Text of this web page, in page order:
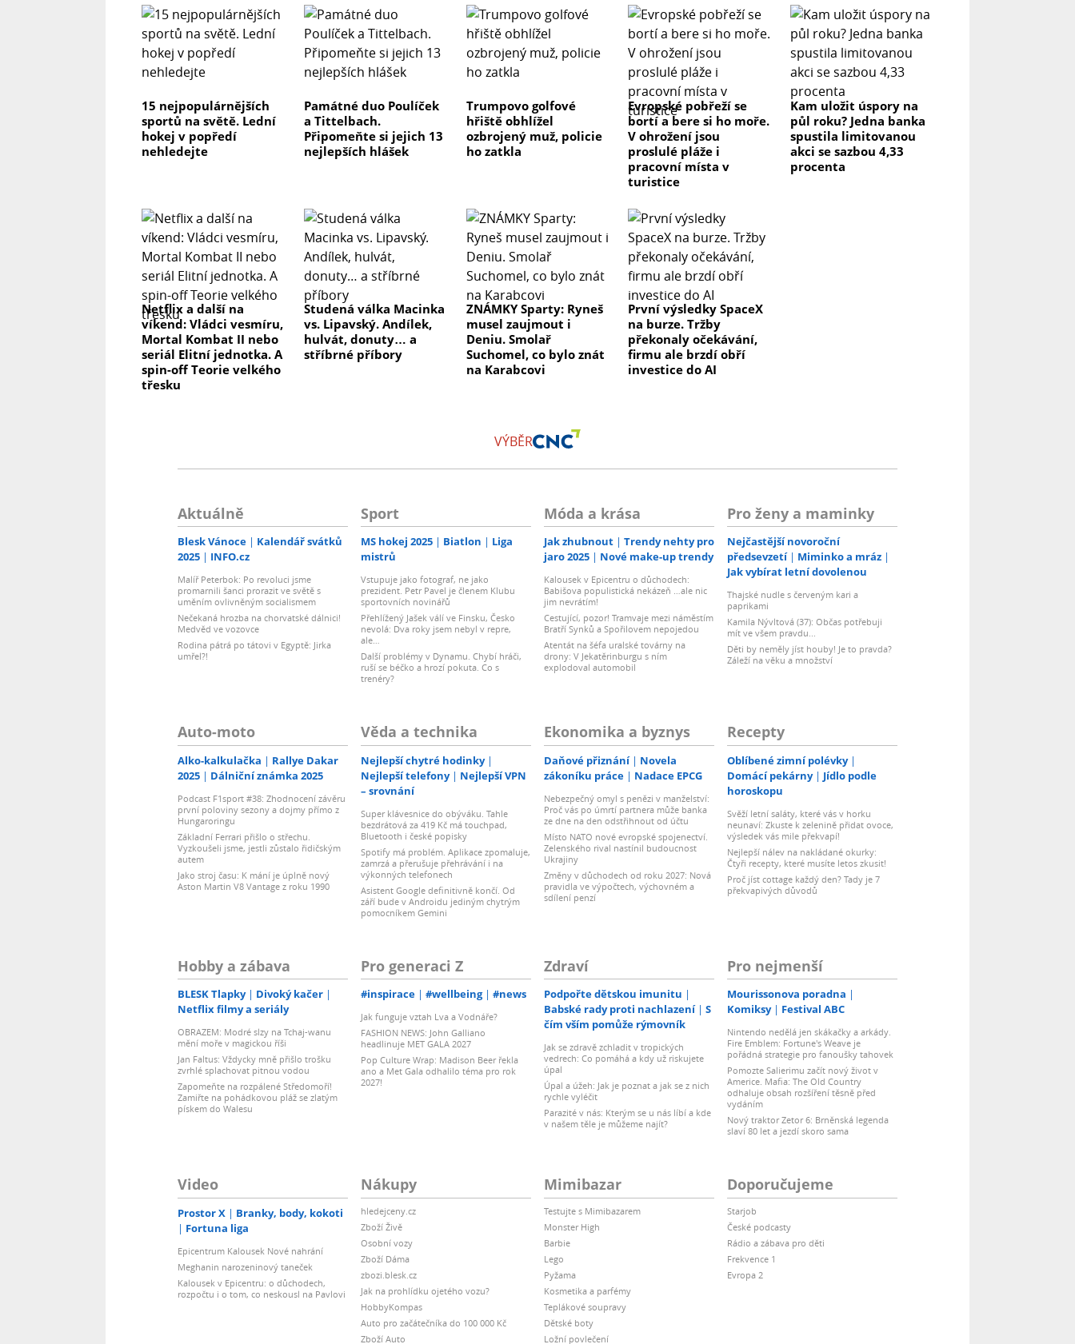
15 nejpopulárnějších
sportů na světě. Lední
hokej v popředí
nehledejte
Památné duo Poulíček
a Tittelbach.
Připomeňte si jejich 13
nejlepších hlášek
Trumpovo golfové
hřiště obhlížel
ozbrojený muž, policie
ho zatkla
Evropské pobřeží se
bortí a bere si ho moře.
V ohrožení jsou
proslulé pláže i
pracovní místa v
turistice
Kam uložit úspory na
půl roku? Jedna banka
spustila limitovanou
akci se sazbou 4,33
procenta
Netflix a další na
víkend: Vládci vesmíru,
Mortal Kombat II nebo
seriál Elitní jednotka. A
spin-off Teorie velkého
třesku
Studená válka Macinka
vs. Lipavský. Andílek,
hulvát, donuty… a
stříbrné příbory
ZNÁMKY Sparty: Ryneš
musel zaujmout i
Deniu. Smolař
Suchomel, co bylo znát
na Karabcovi
První výsledky SpaceX
na burze. Tržby
překonaly očekávání,
firmu ale brzdí obří
investice do AI
VÝBĚR
Aktuálně
Blesk Vánoce
Kalendář svátků
2025
INFO.cz
Malíř Peterbok: Po revoluci jsme
promarnili šanci prorazit ve světě s
uměním ovlivněným socialismem
Nečekaná hrozba na chorvatské dálnici!
Medvěd ve vozovce
Rodina pátrá po tátovi v Egyptě: Jirka
umřel?!
Sport
MS hokej 2025 Biatlon
Liga
mistrů
Vstupuje jako fotograf, ne jako
prezident. Petr Pavel je členem Klubu
sportovních novinářů
Přehlížený Jašek válí ve Finsku, Česko
nevolá: Dva roky jsem nebyl v repre,
ale…
Další problémy v Dynamu. Chybí hráči,
ruší se béčko a hrozí pokuta. Co s
trenéry?
Móda a krása
Jak zhubnout
Trendy nehty pro
jaro 2025
Nové make-up trendy
Kalousek v Epicentru o důchodech:
Babišova populistická nekázeň …ale nic
jim nevrátím!
Cestující, pozor! Tramvaje mezi náměstím
Bratří Synků a Spořilovem nepojedou
Atentát na šéfa uralské továrny na
drony: V Jekatěrinburgu s ním
explodoval automobil
Pro ženy a maminky
Nejčastější novoroční
předsevzetí
Miminko a mráz
Jak vybírat letní dovolenou
Thajské nudle s červeným kari a
paprikami
Kamila Nývltová (37): Občas potřebuji
mít ve všem pravdu...
Děti by neměly jíst houby! Je to pravda?
Záleží na věku a množství
Auto-moto
Alko-kalkulačka
Rallye Dakar
2025
Dálniční známka 2025
Podcast F1sport #38: Zhodnocení závěru
první poloviny sezony a dojmy přímo z
Hungaroringu
Základní Ferrari přišlo o střechu.
Vyzkoušeli jsme, jestli zůstalo řidičským
autem
Jako stroj času: K mání je úplně nový
Aston Martin V8 Vantage z roku 1990
Věda a technika
Nejlepší chytré hodinky
Nejlepší telefony
Nejlepší VPN
– srovnání
Super klávesnice do obýváku. Tahle
bezdrátová za 419 Kč má touchpad,
Bluetooth i české popisky
Spotify má problém. Aplikace zpomaluje,
zamrzá a přerušuje přehrávání i na
výkonných telefonech
Asistent Google definitivně končí. Od
září bude v Androidu jediným chytrým
pomocníkem Gemini
Ekonomika a byznys
Daňové přiznání
Novela
zákoníku práce
Nadace EPCG
Nebezpečný omyl s penězi v manželství:
Proč vás po úmrtí partnera může banka
ze dne na den odstřihnout od účtu
Místo NATO nové evropské spojenectví.
Zelenského rival nastínil budoucnost
Ukrajiny
Změny v důchodech od roku 2027: Nová
pravidla ve výpočtech, výchovném a
sdílení penzí
Recepty
Oblíbené zimní polévky
Domácí pekárny
Jídlo podle
horoskopu
Svěží letní saláty, které vás v horku
neunaví: Zkuste k zelenině přidat ovoce,
výsledek vás mile překvapí!
Nejlepší nálev na nakládané okurky:
Čtyři recepty, které musíte letos zkusit!
Proč jíst cottage každý den? Tady je 7
překvapivých důvodů
Hobby a zábava
BLESK Tlapky
Divoký kačer
Netflix filmy a seriály
OBRAZEM: Modré slzy na Tchaj-wanu
mění moře v magickou říši
Jan Faltus: Vždycky mně přišlo trošku
zvrhlé splachovat pitnou vodou
Zapomeňte na rozpálené Středomoří!
Zamiřte na pohádkovou pláž se zlatým
pískem do Walesu
Pro generaci Z
#inspirace #wellbeing #news
Jak funguje vztah Lva a Vodnáře?
FASHION NEWS: John Galliano
headlinuje MET GALA 2027
Pop Culture Wrap: Madison Beer řekla
ano a Met Gala odhalilo téma pro rok
2027!
Zdraví
Podpořte dětskou imunitu
Babské rady proti nachlazení
S
čím vším pomůže rýmovník
Jak se zdravě zchladit v tropických
vedrech: Co pomáhá a kdy už riskujete
úpal
Úpal a úžeh: Jak je poznat a jak se z nich
rychle vyléčit
Parazité v nás: Kterým se u nás líbí a kde
v našem těle je můžeme najít?
Pro nejmenší
Mourissonova poradna
Komiksy
Festival ABC
Nintendo nedělá jen skákačky a arkády.
Fire Emblem: Fortune's Weave je
pořádná strategie pro fanoušky tahovek
Pomozte Salierimu začít nový život v
Americe. Mafia: The Old Country
odhaluje obsah rozšíření těsně před
vydáním
Nový traktor Zetor 6: Brněnská legenda
slaví 80 let a jezdí skoro sama
Video
Prostor X
Branky, body, kokoti
Fortuna liga
Epicentrum Kalousek Nové nahrání
Meghanin narozeninový taneček
Kalousek v Epicentru: o důchodech,
rozpočtu i o tom, co neskousl na Pavlovi
Nákupy
hledejceny.cz
Zboží Živě
Osobní vozy
Zboží Dáma
zbozi.blesk.cz
Jak na prohlídku ojetého vozu?
HobbyKompas
Auto pro začátečníka do 100 000 Kč
Zboží Auto
Mimibazar
Testujte s Mimibazarem
Monster High
Barbie
Lego
Pyžama
Kosmetika a parfémy
Teplákové soupravy
Dětské boty
Ložní povlečení
Doporučujeme
Starjob
České podcasty
Rádio a zábava pro děti
Frekvence 1
Evropa 2